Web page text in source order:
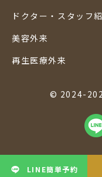
LINE簡単予約
ドクター・スタッフ
美容外来
再生医療外来
© 2024-